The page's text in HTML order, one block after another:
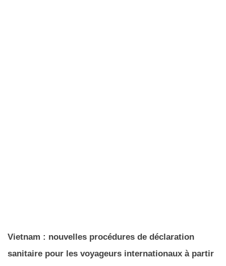
Vietnam : nouvelles procédures de déclaration
sanitaire pour les voyageurs internationaux à partir